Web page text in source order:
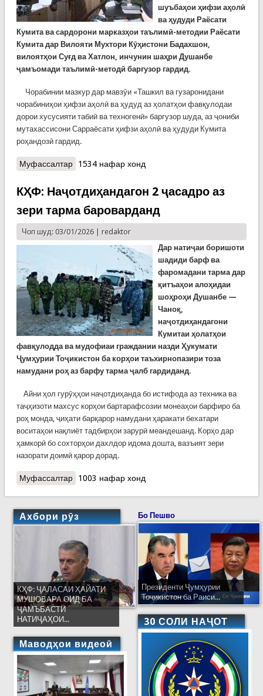
шуъбаҳои ҳифзи аҳолӣ
ва ҳудуди Раёсати
Кумита ва сардорони марказҳои таълимӣ-методии Раёсати
Кумита дар Вилояти Мухтори Кӯҳистони Бадахшон,
вилоятҳои Суғд ва Хатлон, инчунин шаҳри Душанбе
ҷамъомади таълимӣ-методӣ баргузор гардид.
Чорабинии мазкур дар мавзӯи «Ташкил ва гузаронидани
чорабиниҳои ҳифзи аҳолӣ ва ҳудуд аз ҳолатҳои фавқулодаи
дорои хусусияти табиӣ ва техногенӣ» баргузор шуда, аз ҷониби
мутахассисони Сарраёсати ҳифзи аҳолӣ ва ҳудуди Кумита
роҳандозӣ гардид.
Муфассалтаро КҲФ: Ҷамъомади таълимӣ-методӣ оид ба
1534 нафар хонд
КҲФ: Наҷотдиҳандагон 2 ҷасадро аз
зери тарма бароварданд
Чоп шуд: 03/01/2026 | redaktor
Дар натиҷаи боришоти
шадиди барф ва
фаромадани тарма дар
қитъаҳои алоҳидаи
шоҳроҳи Душанбе —
Чаноқ,
наҷотдиҳандагони
Кумитаи ҳолатҳои
фавқулодда ва мудофиаи граждании назди Ҳукумати
Ҷумҳурии Тоҷикистон ба корҳои таъхирнопазири тоза
намудани роҳ аз барфу тарма ҷалб гардиданд.
Айни ҳол гурӯҳҳои наҷотдиҳанда бо истифода аз техника ва
таҷҳизоти махсус корҳои бартарафсозии монеаҳои барфиро ба
роҳ монда, ҷиҳати барқарор намудани ҳаракати бехатари
воситаҳои нақлиёт тадбирҳои зарурӣ меандешанд. Корҳо дар
ҳамкорӣ бо сохторҳои дахлдор идома дошта, вазъият зери
назорати доимӣ қарор дорад.
Муфассалтаро КҲФ: Наҷотдиҳандагон 2 ҷасадро аз зери
1003 нафар хонд
Ахбори рӯз
КҲФ: ҶАЛАСАИ ҲАЙАТИ
МУШОВАРА ОИД БА
ҶАМЪБАСТИ
НАТИҶАҲОИ...
Маводҳои видеоӣ
Бо Пешво
Президенти Ҷумҳурии
Тоҷикистон ба Раиси...
30 СОЛИ НАҶОТ